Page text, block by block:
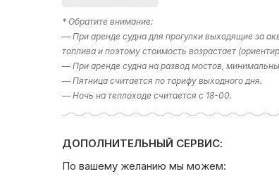
* Обратите внимание:
— При аренде судна для прогулки выходящие за
топлива и поэтому стоимость возрастает
— При аренде судна на развод мостов,
— Пятница считается по тарифу выходного дня.
— Ночь на теплоходе считается с 18-00.
ДОПОЛНИТЕЛЬНЫЙ СЕРВИС:
По вашему желанию мы можем: